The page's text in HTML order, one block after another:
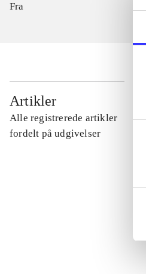
Fra
Artikler
Alle registrerede artikler
fordelt på udgivelser